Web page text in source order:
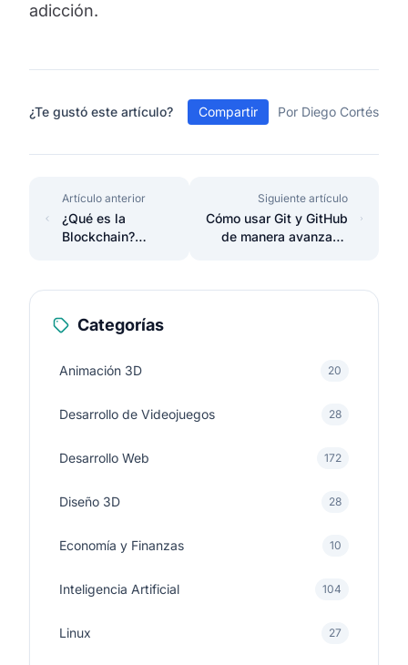
adicción.
¿Te gustó este artículo? Compartir Por Diego Cortés
Artículo anterior
¿Qué es la
Blockchain?
Siguiente artículo
Cómo usar Git y GitHub
de manera avanzada
colaborativos
Categorías
Animación 3D 20
Desarrollo de Videojuegos 28
Desarrollo Web 172
Diseño 3D 28
Economía y Finanzas 10
Inteligencia Artificial 104
Linux 27